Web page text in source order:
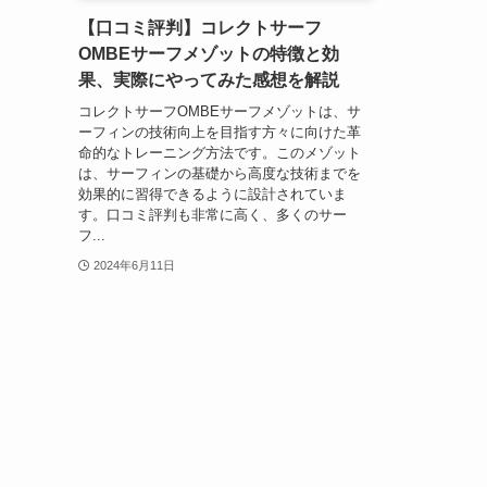
【口コミ評判】コレクトサーフ
OMBEサーフメゾットの特徴と効
果、実際にやってみた感想を解説
コレクトサーフOMBEサーフメゾットは、サ
ーフィンの技術向上を目指す方々に向けた革
命的なトレーニング方法です。このメゾット
は、サーフィンの基礎から高度な技術までを
効果的に習得できるように設計されていま
す。口コミ評判も非常に高く、多くのサー
フ...
2024年6月11日